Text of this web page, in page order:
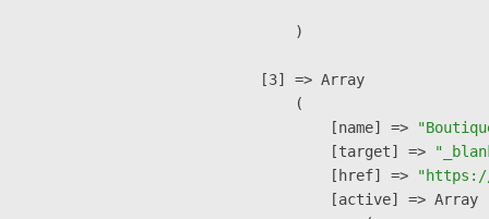
        )
    [3] => Array
        (
            [name] =>
            [target] =>
            [href] =>
"https://
            [active] => Array